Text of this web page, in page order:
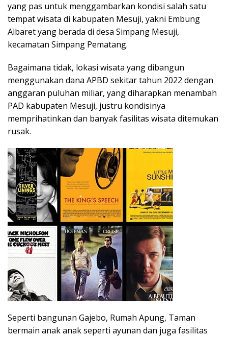
yang pas untuk menggambarkan kondisi salah satu
tempat wisata di kabupaten Mesuji, yakni Embung
Albaret yang berada di desa Simpang Mesuji,
kecamatan Simpang Pematang.
Bagaimana tidak, lokasi wisata yang dibangun
menggunakan dana APBD sekitar tahun 2022 dengan
anggaran puluhan miliar, yang diharapkan menambah
PAD kabupaten Mesuji, justru kondisinya
memprihatinkan dan banyak fasilitas wisata ditemukan
rusak.
Seperti bangunan Gajebo, Rumah Apung, Taman
bermain anak anak seperti ayunan dan juga fasilitas